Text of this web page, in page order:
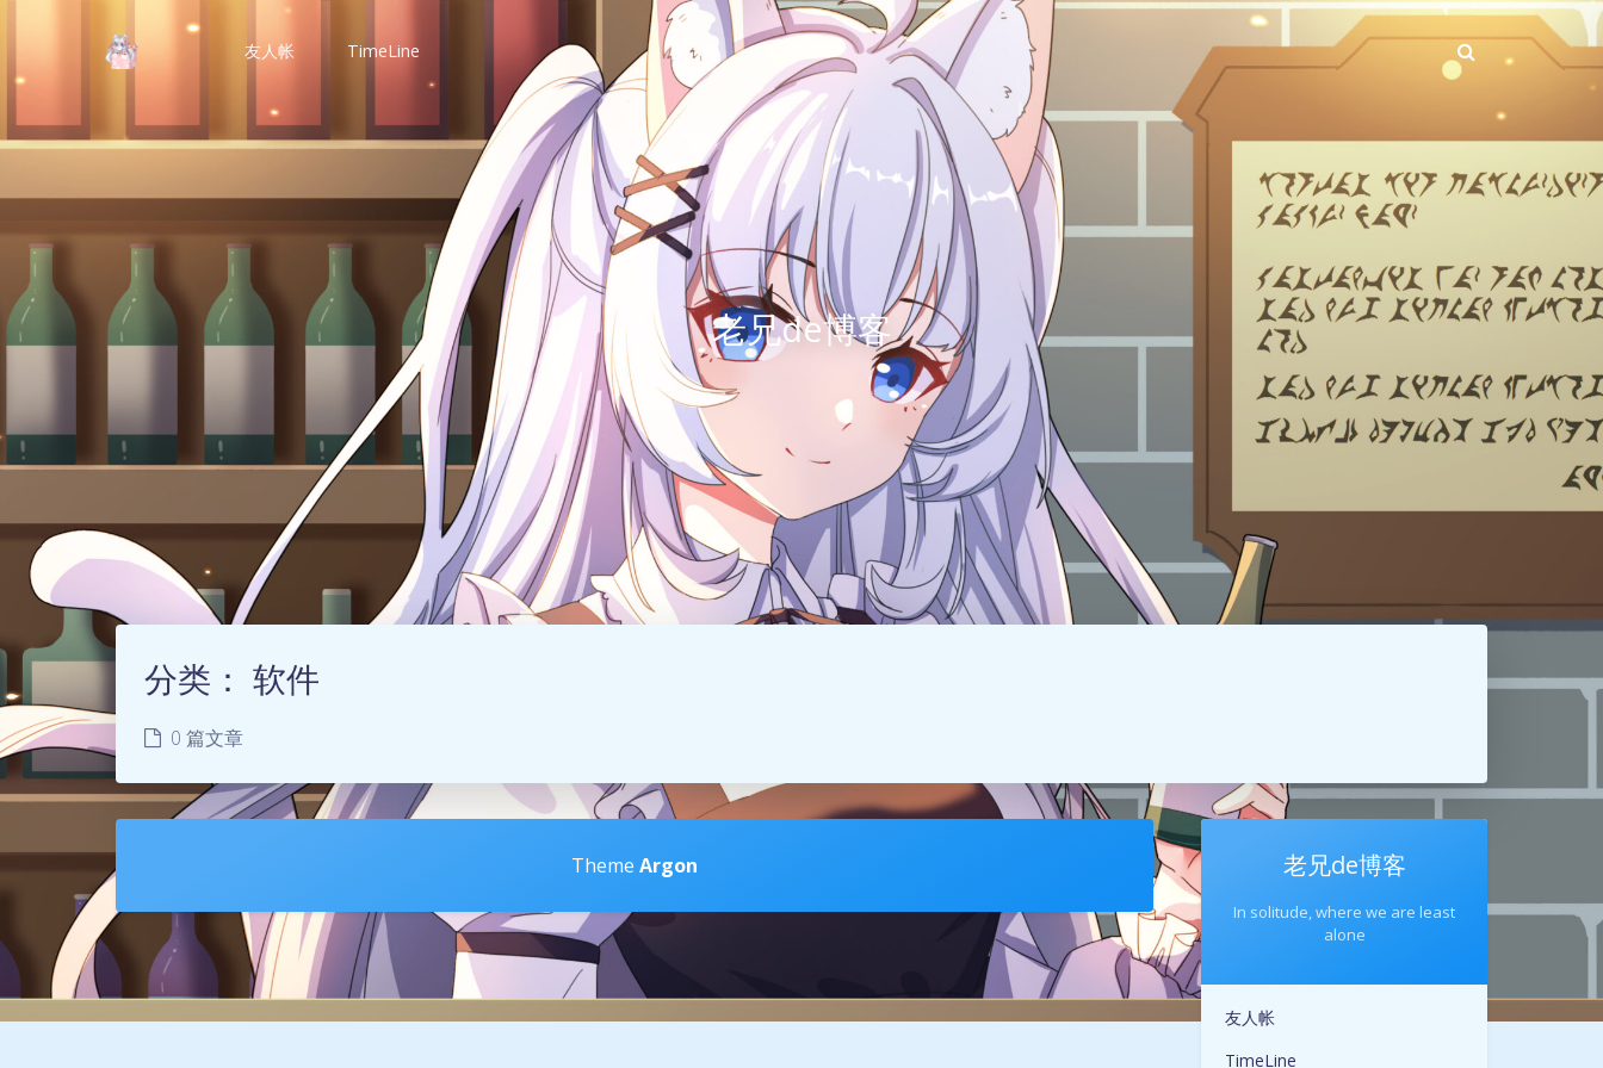
友人帐 TimeLine
老兄de博客
夜间模式
分类： 软件
0 篇文章
老兄de博客
In solitude, where we are least
alone
友人帐
TimeLine
Theme Argon